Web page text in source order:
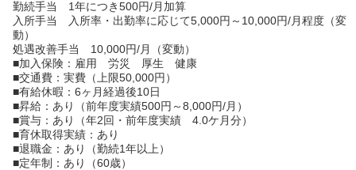
勤続手当 1年につき500円/月加算
入所手当 入所率・出勤率に応じて5,000円～10,000円/月程度（変
動）
処遇改善手当 10,000円/月（変動）
■加入保険：雇用 労災 厚生 健康
■交通費：実費（上限50,000円）
■有給休暇：6ヶ月経過後10日
■昇給：あり（前年度実績500円～8,000円/月）
■賞与：あり（年2回・前年度実績 4.0ケ月分）
■育休取得実績：あり
■退職金：あり（勤続1年以上）
■定年制：あり（60歳）